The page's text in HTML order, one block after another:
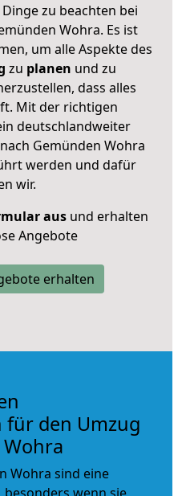
zu beachten bei
Wohra. Es ist
um alle Aspekte des
zu planen und zu
dass alles
Mit der richtigen
deutschlandweiter
Gemünden Wohra
werden und dafür
wir.
ausund erhalten
Angebote
erhalten
für den Umzug
Wohra sind eine